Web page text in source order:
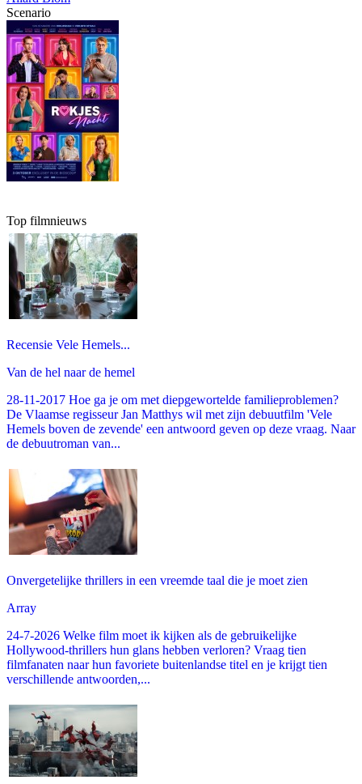
Scenario
Top filmnieuws
Recensie Vele Hemels...
Van de hel naar de hemel
28-11-2017 Hoe ga je om met diepgewortelde familieproblemen?
De Vlaamse regisseur Jan Matthys wil met zijn debuutfilm 'Vele
Hemels boven de zevende' een antwoord geven op deze vraag. Naar
de debuutroman van...
Onvergetelijke thrillers in een vreemde taal die je moet zien
Array
24-7-2026 Welke film moet ik kijken als de gebruikelijke
Hollywood-thrillers hun glans hebben verloren? Vraag tien
filmfanaten naar hun favoriete buitenlandse titel en je krijgt tien
verschillende antwoorden,...